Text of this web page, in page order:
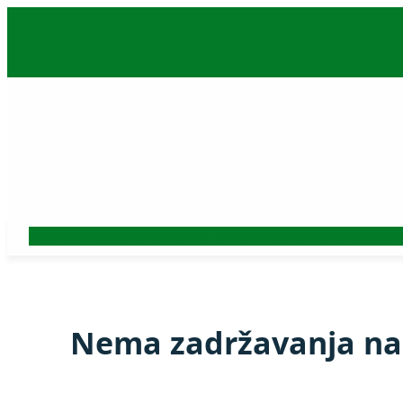
Nema zadržavanja